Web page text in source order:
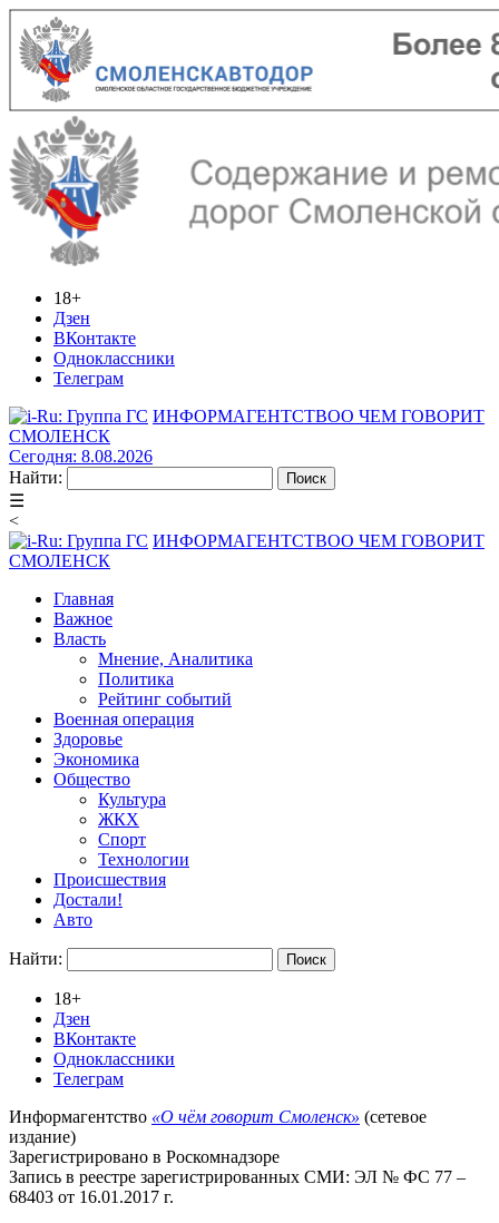
18+
Дзен
ВКонтакте
Одноклассники
Телеграм
ИНФОРМАГЕНТСТВОО ЧЕМ ГОВОРИТ
СМОЛЕНСК
Сегодня: 8.08.2026
Найти:
☰
<
ИНФОРМАГЕНТСТВОО ЧЕМ ГОВОРИТ
СМОЛЕНСК
Главная
Важное
Власть
Мнение, Аналитика
Политика
Рейтинг событий
Военная операция
Здоровье
Экономика
Общество
Культура
ЖКХ
Спорт
Технологии
Происшествия
Достали!
Авто
Найти:
18+
Дзен
ВКонтакте
Одноклассники
Телеграм
Информагентство «О чём говорит Смоленск» (сетевое
издание)
Зарегистрировано в Роскомнадзоре
Запись в реестре зарегистрированных СМИ: ЭЛ № ФС 77 –
68403 от 16.01.2017 г.